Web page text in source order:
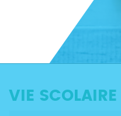
VIE SCOLAIRE